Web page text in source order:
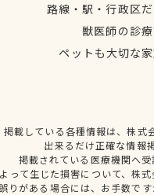
路線・駅・行政区
獣医師の診
ペットも大切な
掲載している各種情報は、株式
出来るだけ正確な情報
掲載されている医療機関へ
って生じた損害について、株
りがある場合には、お手数で